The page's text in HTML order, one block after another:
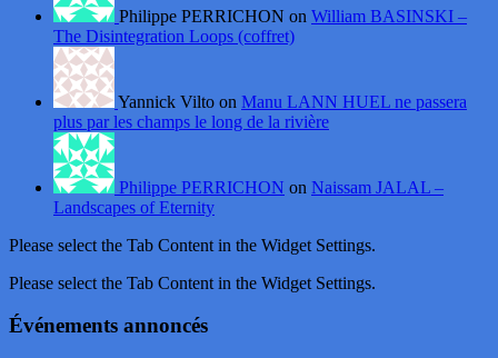
Philippe PERRICHON on William BASINSKI –
The Disintegration Loops (coffret)
Yannick Vilto on Manu LANN HUEL ne passera
plus par les champs le long de la rivière
Philippe PERRICHON on Naissam JALAL –
Landscapes of Eternity
Please select the Tab Content in the Widget Settings.
Please select the Tab Content in the Widget Settings.
Événements annoncés